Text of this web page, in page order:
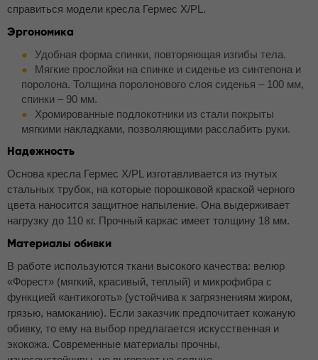
справиться модели кресла Гермес X/PL.
Эргономика
Удобная форма спинки, повторяющая изгибы тела.
Мягкие прослойки на спинке и сиденье из синтепона и
поролона. Толщина поролонового слоя сиденья – 100 мм,
спинки – 90 мм.
Хромированные подлокотники из стали покрыты
мягкими накладками, позволяющими расслабить руки.
Надежность
Основа кресла Гермес X/PL изготавливается из гнутых
стальных трубок, на которые порошковой краской черного
цвета наносится защитное напыление. Она выдерживает
нагрузку до 110 кг. Прочный каркас имеет толщину 18 мм.
Материалы обивки
В работе используются ткани высокого качества: велюр
«Форест» (мягкий, красивый, теплый) и микрофибра с
функцией «антикоготь» (устойчива к загрязнениям жиром,
грязью, намоканию). Если заказчик предпочитает кожаную
обивку, то ему на выбор предлагается искусственная и
экокожа. Современные материалы прочны,